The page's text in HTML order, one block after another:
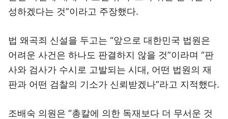
성하겠다는 것”이라고 주장했다.
법 왜곡죄 신설을 두고는 “앞으로 대한민국 법원은
어려운 사건은 하나도 판결하지 않을 것”이라며 “판
사와 검사가 수시로 고발되는 시대, 어떤 법원의 재
판과 어떤 검찰의 기소가 신뢰받겠나”라고 지적했다.
조배숙 의원은 “총칼에 의한 독재보다 더 무서운 것